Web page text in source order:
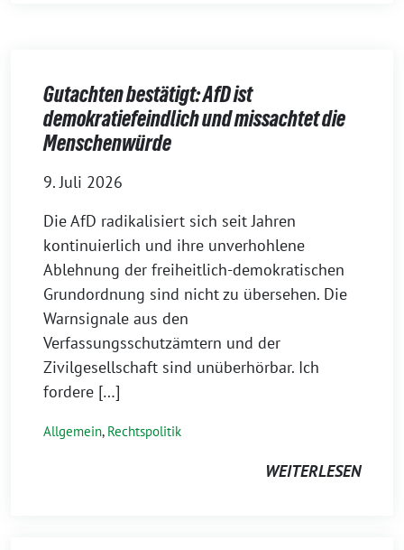
Gutachten bestätigt: AfD ist
demokratiefeindlich und missachtet die
Menschenwürde
9. Juli 2026
Die AfD radikalisiert sich seit Jahren
kontinuierlich und ihre unverhohlene
Ablehnung der freiheitlich-demokratischen
Grundordnung sind nicht zu übersehen. Die
Warnsignale aus den
Verfassungsschutzämtern und der
Zivilgesellschaft sind unüberhörbar. Ich
fordere […]
Allgemein, Rechtspolitik
WEITERLESEN